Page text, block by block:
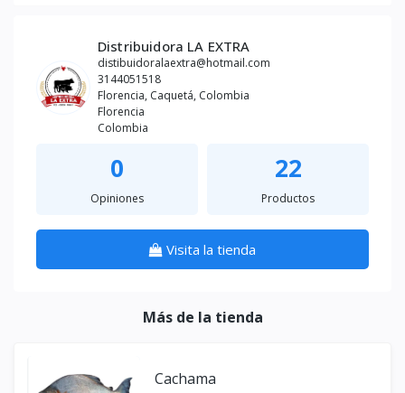
Distribuidora LA EXTRA
distibuidoralaextra@hotmail.com
3144051518
Florencia, Caquetá, Colombia
Florencia
Colombia
0
Opiniones
22
Productos
Visita la tienda
Más de la tienda
Cachama